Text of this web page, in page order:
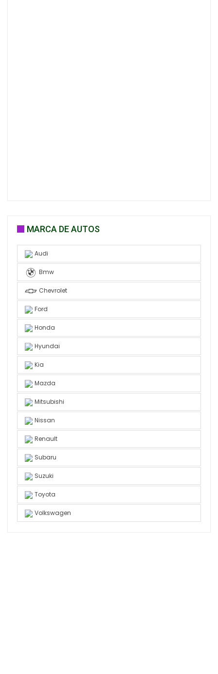
MARCA DE AUTOS
Audi
Bmw
Chevrolet
Ford
Honda
Hyundai
Kia
Mazda
Mitsubishi
Nissan
Renault
Subaru
Suzuki
Toyota
Volkswagen